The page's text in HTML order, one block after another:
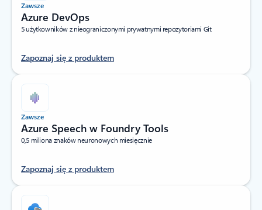
Zawsze
Azure DevOps
5 użytkowników z nieograniczonymi prywatnymi repozytoriami Git
Zapoznaj się z produktem
Zawsze
Azure Speech w Foundry Tools
0,5 miliona znaków neuronowych miesięcznie
Zapoznaj się z produktem